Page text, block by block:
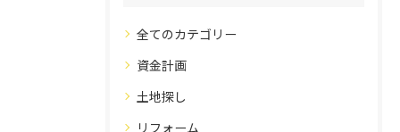
全てのカテゴリー
資金計画
土地探し
リフォーム